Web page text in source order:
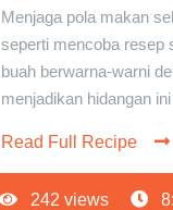
Menjaga pola makan
seperti mencoba resep
buah berwarna-warni
menjadikan hidangan
Read Full Recipe
242 views